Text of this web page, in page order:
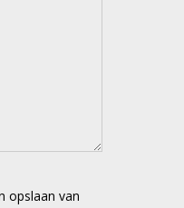
opslaan van